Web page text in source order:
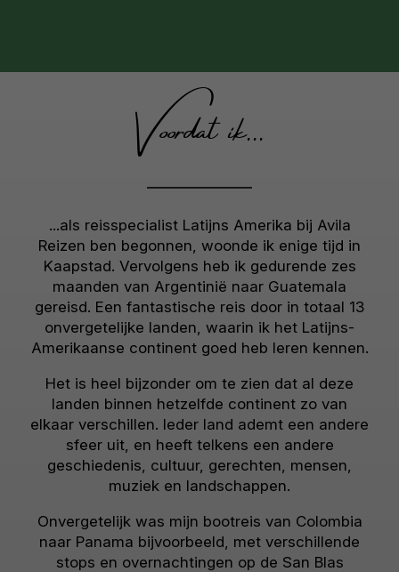
Voordat ik...
...als reisspecialist Latijns Amerika bij Avila
Reizen ben begonnen, woonde ik enige tijd in
Kaapstad. Vervolgens heb ik gedurende zes
maanden van Argentinië naar Guatemala
gereisd. Een fantastische reis door in totaal 13
onvergetelijke landen, waarin ik het Latijns-
Amerikaanse continent goed heb leren kennen.
Het is heel bijzonder om te zien dat al deze
landen binnen hetzelfde continent zo van
elkaar verschillen. Ieder land ademt een andere
sfeer uit, en heeft telkens een andere
geschiedenis, cultuur, gerechten, mensen,
muziek en landschappen.
Onvergetelijk was mijn bootreis van Colombia
naar Panama bijvoorbeeld, met verschillende
stops en overnachtingen op de San Blas